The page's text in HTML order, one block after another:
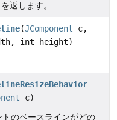
返します。
(JComponent c,
int height)
c)
のベースラインがどの